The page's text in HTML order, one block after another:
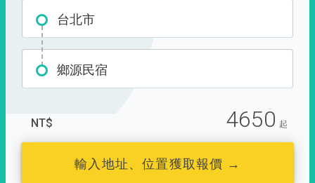
台北市
鄉源民宿
NT$ 4650 起
輸入地址、位置獲取報價 →